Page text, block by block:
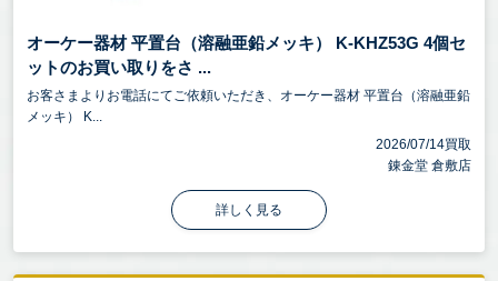
オーケー器材 平置台（溶融亜鉛メッキ） K-KHZ53G 4個セ
ットのお買い取りをさ ...
お客さまよりお電話にてご依頼いただき、オーケー器材 平置台（溶融亜鉛
メッキ） K...
2026/07/14買取
錬金堂 倉敷店
詳しく見る